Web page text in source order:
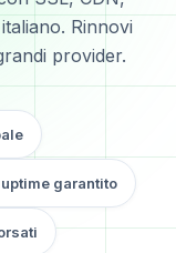
Rinnovi
provider.
garantito